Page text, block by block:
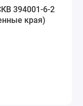
394001-6-2
края)